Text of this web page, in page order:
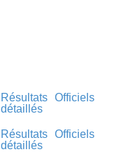
Résultats
détaillés
Officiels
Résultats
détaillés
Officiels